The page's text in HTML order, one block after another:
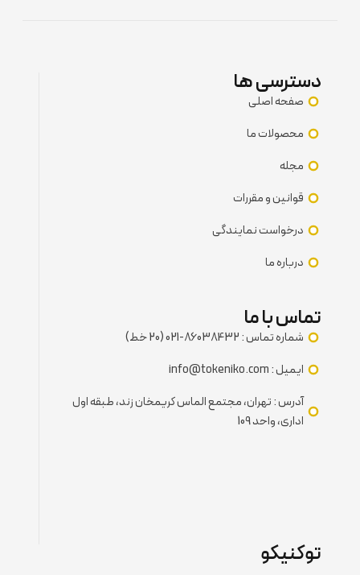
دسترسی ها
صفحه اصلی
محصولات ما
مجله
قوانین و مقررات
درخواست نمایندگی
درباره ما
تماس با ما
شماره تماس : 86038432-021 (20 خط)
ایمیل : info@tokeniko.com
آدرس : تهران، مجتمع الماس کریمخان زند، طبقه اول
اداری، واحد 109
توکنیکو